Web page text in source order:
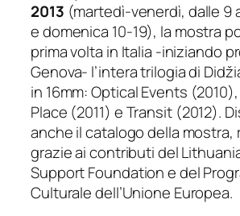
2013 (martedì-venerdì, dalle 9
e domenica 10-19), la mostra
prima volta in Italia -iniziando
Genova- l’intera trilogia di
in 16mm: Optical Events
Place (2011) e Transit (2012).
anche il catalogo della mostra,
grazie ai contributi del
Support Foundation e del
Culturale dell’Unione Europea.